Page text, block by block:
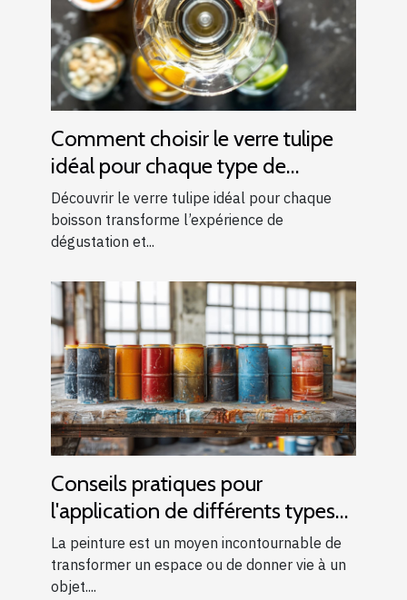
Comment choisir le verre tulipe
idéal pour chaque type de
boisson ?
Découvrir le verre tulipe idéal pour chaque
boisson transforme l’expérience de
dégustation et...
Conseils pratiques pour
l'application de différents types
de peintures
La peinture est un moyen incontournable de
transformer un espace ou de donner vie à un
objet....